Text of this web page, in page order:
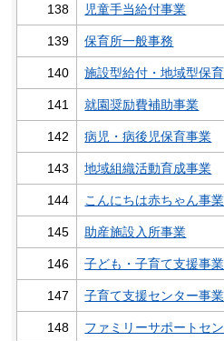
138 児童手当給付事業
139 保育所一般事務
140 施設型給付・地域型保
141 就園奨励費補助事業
142 病児・病後児保育事業
143 地域組織活動育成事業
144 こんにちは赤ちゃん事業
145 助産施設入所事業
146 子ども・子育て支援事業
147 子育て支援センター事業
148 ファミリーサポートセ